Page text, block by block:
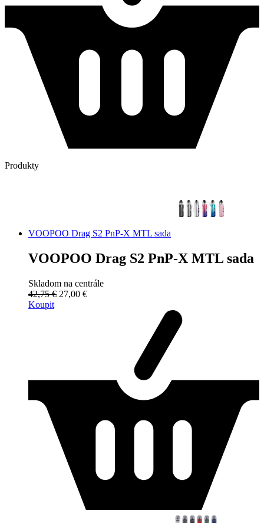
Produkty
VOOPOO Drag S2 PnP-X MTL sada
VOOPOO Drag S2 PnP-X MTL sada
Skladom na centrále
42,75 € 27,00 €
Koupit